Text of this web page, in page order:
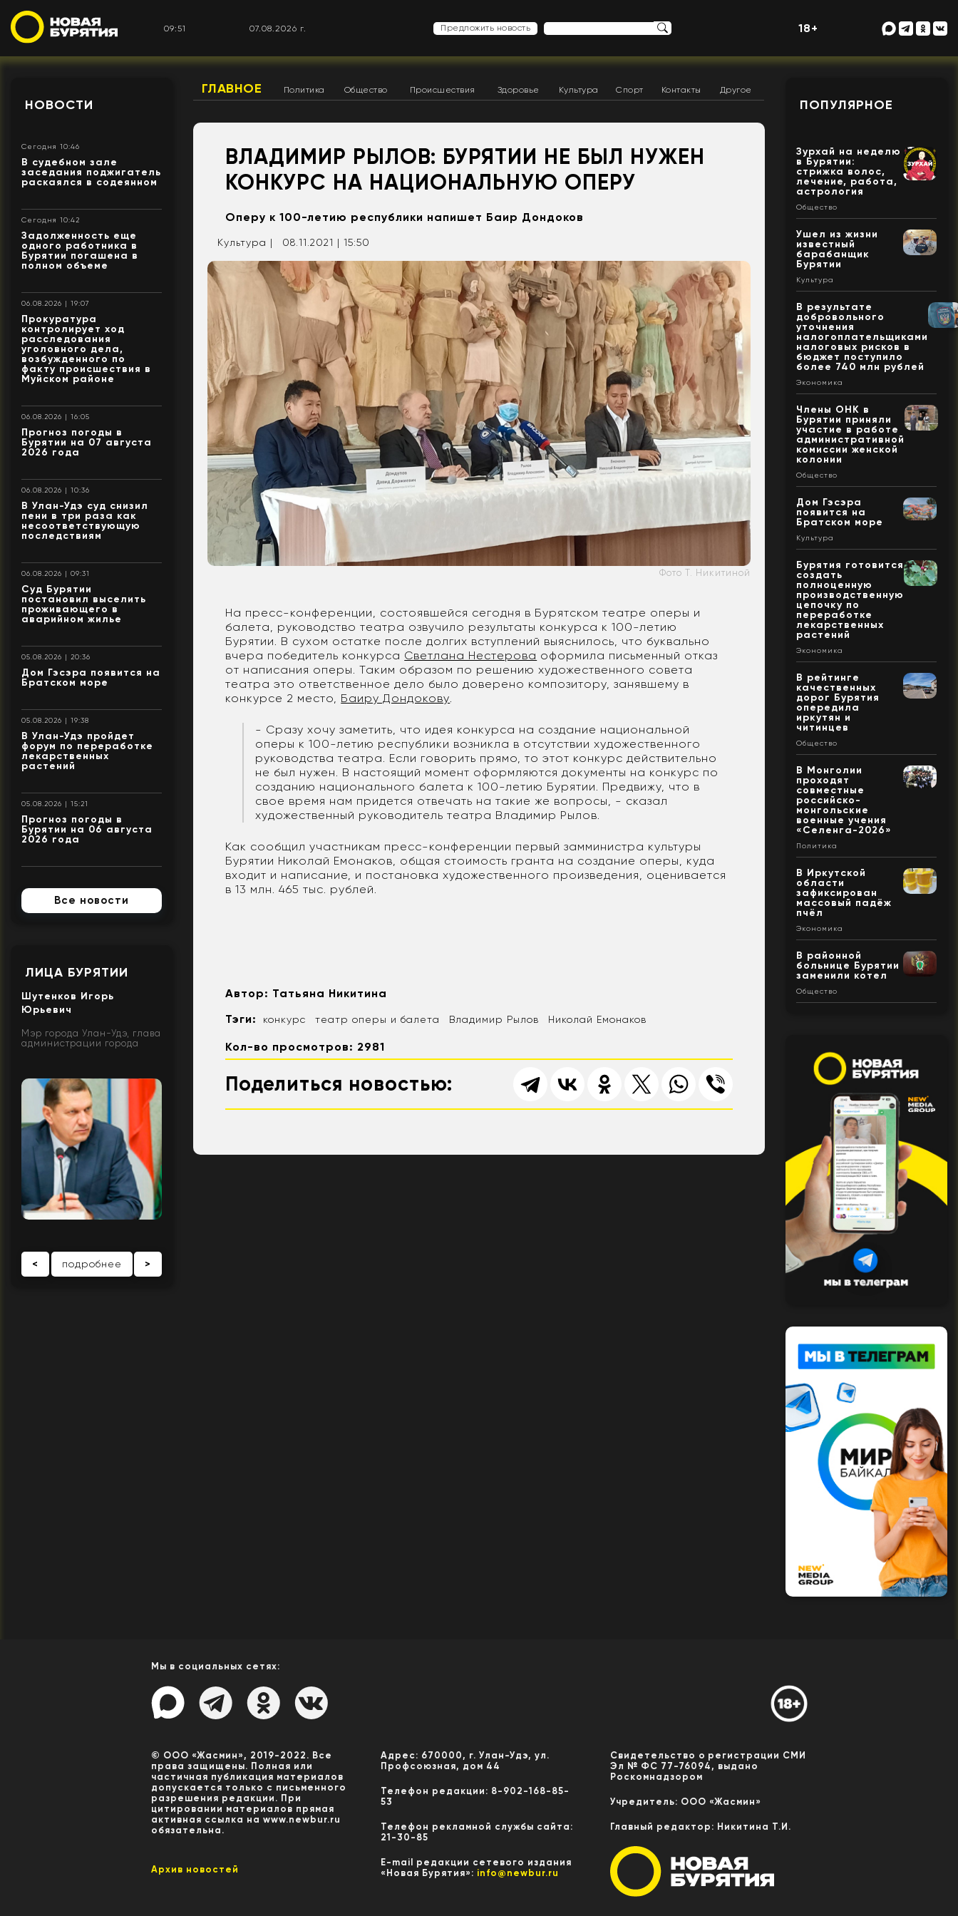
09:51 07.08.2026 г. Предложить новость 18+
НОВОСТИ
Сегодня 10:46
В судебном зале
заседания поджигатель
раскаялся в содеянном
Сегодня 10:42
Задолженность еще
одного работника в
Бурятии погашена в
полном объеме
06.08.2026 | 19:07
Прокуратура
контролирует ход
расследования
уголовного дела,
возбужденного по
факту происшествия в
Муйском районе
06.08.2026 | 16:05
Прогноз погоды в
Бурятии на 07 августа
2026 года
06.08.2026 | 10:36
В Улан-Удэ суд снизил
пени в три раза как
несоответствующую
последствиям
06.08.2026 | 09:31
Суд Бурятии
постановил выселить
проживающего в
аварийном жилье
05.08.2026 | 20:36
Дом Гэсэра появится на
Братском море
05.08.2026 | 19:38
В Улан-Удэ пройдет
форум по переработке
лекарственных
растений
05.08.2026 | 15:21
Прогноз погоды в
Бурятии на 06 августа
2026 года
Все новости
ЛИЦА БУРЯТИИ
Шутенков Игорь
Юрьевич
Мэр города Улан-Удэ, глава
администрации города
< подробнее >
ГЛАВНОЕ Политика Общество Происшествия Здоровье Культура Спорт Контакты Другое
ВЛАДИМИР РЫЛОВ: БУРЯТИИ НЕ БЫЛ НУЖЕН
КОНКУРС НА НАЦИОНАЛЬНУЮ ОПЕРУ
Оперу к 100-летию республики напишет Баир Дондоков
Культура | 08.11.2021 | 15:50
Фото Т. Никитиной
На пресс-конференции, состоявшейся сегодня в Бурятском театре оперы и
балета, руководство театра озвучило результаты конкурса к 100-летию
Бурятии. В сухом остатке после долгих вступлений выяснилось, что буквально
вчера победитель конкурса Светлана Нестерова оформила письменный отказ
от написания оперы. Таким образом по решению художественного совета
театра это ответственное дело было доверено композитору, занявшему в
конкурсе 2 место, Баиру Дондокову.
- Сразу хочу заметить, что идея конкурса на создание национальной
оперы к 100-летию республики возникла в отсутствии художественного
руководства театра. Если говорить прямо, то этот конкурс действительно
не был нужен. В настоящий момент оформляются документы на конкурс по
созданию национального балета к 100-летию Бурятии. Предвижу, что в
свое время нам придется отвечать на такие же вопросы, - сказал
художественный руководитель театра Владимир Рылов.
Как сообщил участникам пресс-конференции первый замминистра культуры
Бурятии Николай Емонаков, общая стоимость гранта на создание оперы, куда
входит и написание, и постановка художественного произведения, оценивается
в 13 млн. 465 тыс. рублей.
Автор: Татьяна Никитина
Тэги:
конкурс театр оперы и балета Владимир Рылов Николай Емонаков
Кол-во просмотров: 2981
Поделиться новостью:
ПОПУЛЯРНОЕ
Зурхай на неделю
в Бурятии:
стрижка волос,
лечение, работа,
астрология
Общество
Ушел из жизни
известный
барабанщик
Бурятии
Культура
В результате
добровольного
уточнения
налогоплательщиками
налоговых рисков в
бюджет поступило
более 740 млн рублей
Экономика
Члены ОНК в
Бурятии приняли
участие в работе
административной
комиссии женской
колонии
Общество
Дом Гэсэра
появится на
Братском море
Культура
Бурятия готовится
создать
полноценную
производственную
цепочку по
переработке
лекарственных
растений
Экономика
В рейтинге
качественных
дорог Бурятия
опередила
иркутян и
читинцев
Общество
В Монголии
проходят
совместные
российско-
монгольские
военные учения
«Селенга-2026»
Политика
В Иркутской
области
зафиксирован
массовый падёж
пчёл
Экономика
В районной
больнице Бурятии
заменили котел
Общество
Мы в социальных сетях:
© ООО «Жасмин», 2019-2022. Все
права защищены. Полная или
частичная публикация материалов
допускается только с письменного
разрешения редакции. При
цитировании материалов прямая
активная ссылка на www.newbur.ru
обязательна.
Архив новостей
Адрес: 670000, г. Улан-Удэ, ул.
Профсоюзная, дом 44
Телефон редакции: 8-902-168-85-
53
Телефон рекламной службы сайта:
21-30-85
E-mail редакции сетевого издания
«Новая Бурятия»: info@newbur.ru
Свидетельство о регистрации СМИ
Эл № ФС 77-76094, выдано
Роскомнадзором
Учредитель: ООО «Жасмин»
Главный редактор: Никитина Т.И.